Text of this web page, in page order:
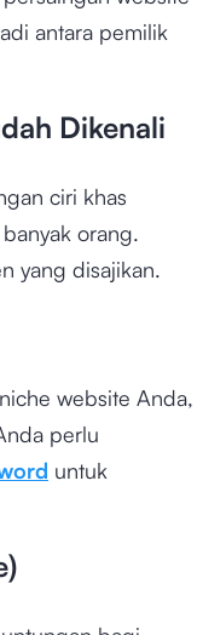
antara pemilik
Dikenali
ciri khas
orang.
yang disajikan.
website Anda,
perlu
untuk